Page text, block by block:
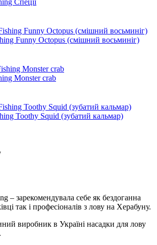
Funny Octopus (смішний восьминіг)
Monster crab
Toothy Squid (зубатий кальмар)
– зарекомендувала себе як бездоганна
так і професіоналів з лову на Херабуну.
виробник в Україні насадки для лову